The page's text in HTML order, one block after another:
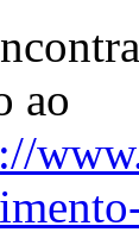
ao